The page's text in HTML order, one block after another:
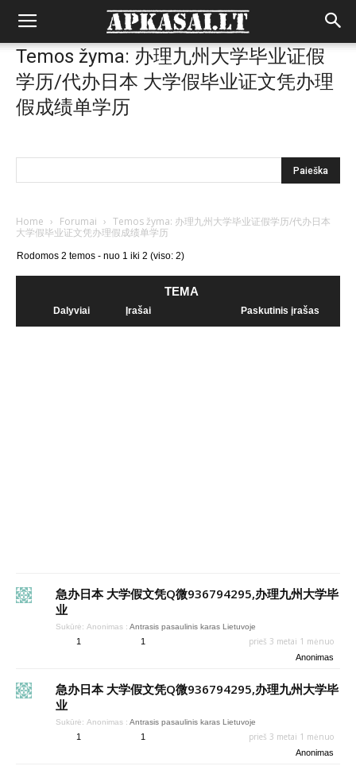
Temos žyma: 办理九州大学毕业证假
学历/代办日本 大学假毕业证文凭办理
假成绩单学历
Home › Forumai › Temos žyma: 办理九州大学毕业证假学历/代办日本
大学假毕业证文凭办理假成绩单学历
Rodomos 2 temos - nuo 1 iki 2 (viso: 2)
TEMA
Dalyviai Įrašai Paskutinis įrašas
急办日本 大学假文凭Q微936794295,办理九州大学毕
业
Sukūrė: Anonimas : Antrasis pasaulinis karas Lietuvoje
1 1 prieš 3 metai 1 mėnuo
Anonimas
急办日本 大学假文凭Q微936794295,办理九州大学毕
业
Sukūrė: Anonimas : Antrasis pasaulinis karas Lietuvoje
1 1 prieš 3 metai 1 mėnuo
Anonimas